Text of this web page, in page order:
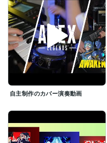
自主制作のカバー演奏動画